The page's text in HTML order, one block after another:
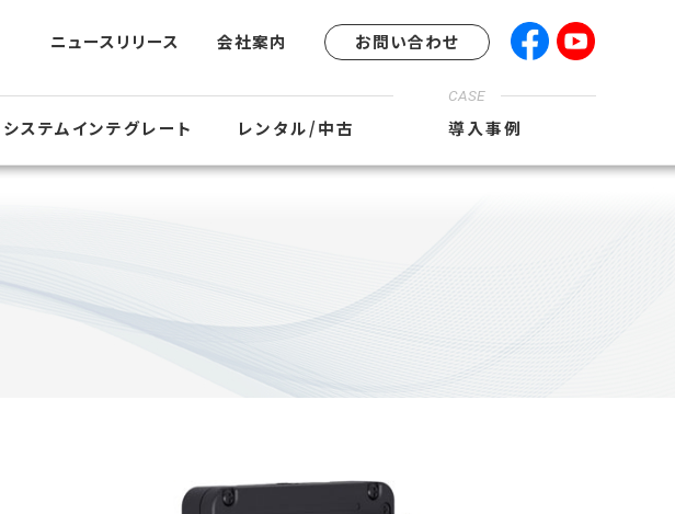
ニュースリリース 会社案内 お問い合わせ
システムインテグレート レンタル/中古
CASE
導入事例